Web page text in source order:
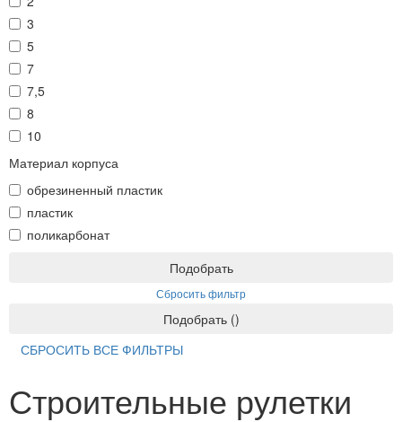
3
5
7
7,5
8
10
Материал корпуса
обрезиненный пластик
пластик
поликарбонат
Подобрать
Сбросить фильтр
Подобрать ()
СБРОСИТЬ ВСЕ ФИЛЬТРЫ
Строительные рулетки